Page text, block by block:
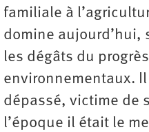
familiale à
domine aujourd’hui,
les dégâts du
environnementaux.
dépassé, victime de
l’époque il était le